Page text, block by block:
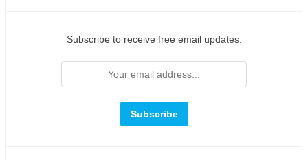
Subscribe to receive free email updates: